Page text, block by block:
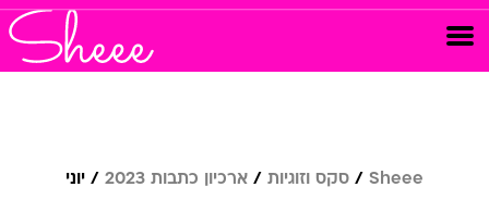
Sheee סקס וזוגיות ארכיון כתבות 2023 יוני